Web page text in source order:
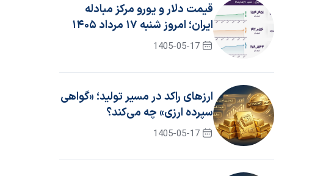
قیمت دلار و یورو مرکز مبادله
ایران؛ امروز شنبه ۱۷ مرداد ۱۴۰۵
1405-05-17
ارزهای راکد در مسیر تولید؛ «گواهی
سپرده ارزی» چه می‌کند؟
1405-05-17